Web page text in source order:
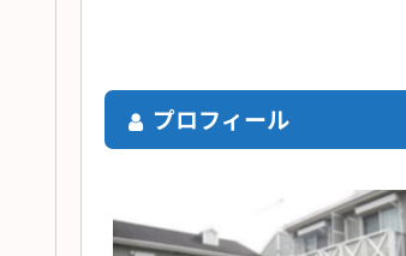
プロフィール